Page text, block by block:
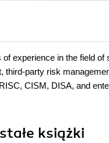
experience in the field
third-party risk
CISM, DISA, and
książki